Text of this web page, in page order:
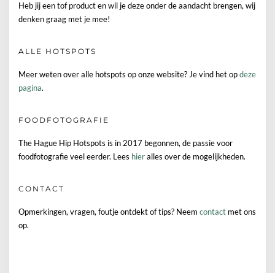
Heb jij een tof product en wil je deze onder de aandacht brengen, wij
denken graag met je mee!
ALLE HOTSPOTS
Meer weten over alle hotspots op onze website? Je vind het opdeze
pagina.
FOODFOTOGRAFIE
The Hague Hip Hotspots is in 2017 begonnen, de passie voor
foodfotografie veel eerder. Lees hieralles over de mogelijkheden.
CONTACT
Opmerkingen, vragen, foutje ontdekt of tips? Neem contact met ons
op.